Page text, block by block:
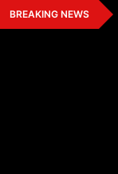
Skip
to
BREAKING NEWS
जगह पति नहीं संभाल
जारी यहां देखें